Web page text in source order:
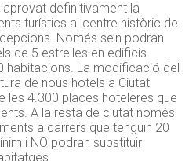
aprovat definitivament la
turístics al centre històric de
Només se’n podran
de 5 estrelles en edificis
habitacions. La modificació del
de nous hotels a Ciutat
les 4.300 places hoteleres que
A la resta de ciutat només
a carrers que tenguin 20
i NO podran substituir